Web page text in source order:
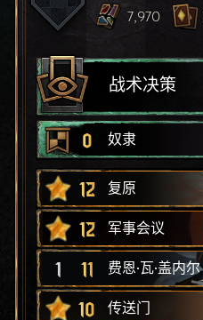
7,970
战术决策
0 奴隶
12 复原
12 军事会议
1 11 费恩·瓦·盖内尔
10 传送门